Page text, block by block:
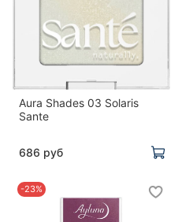
Aura Shades 03 Solaris
Sante
686 руб
-23%